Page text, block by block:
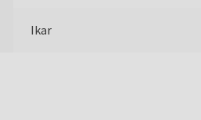
Ikar